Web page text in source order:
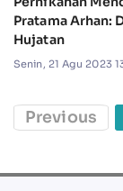
Pratama Arhan:
Hujatan
Senin, 21 Agu 2023
Previous